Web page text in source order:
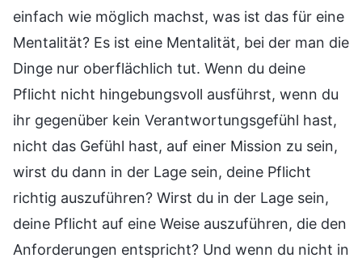
einfach wie möglich machst, was ist das für eine
Mentalität? Es ist eine Mentalität, bei der man die
Dinge nur oberflächlich tut. Wenn du deine
Pflicht nicht hingebungsvoll ausführst, wenn du
ihr gegenüber kein Verantwortungsgefühl hast,
nicht das Gefühl hast, auf einer Mission zu sein,
wirst du dann in der Lage sein, deine Pflicht
richtig auszuführen? Wirst du in der Lage sein,
deine Pflicht auf eine Weise auszuführen, die den
Anforderungen entspricht? Und wenn du nicht in